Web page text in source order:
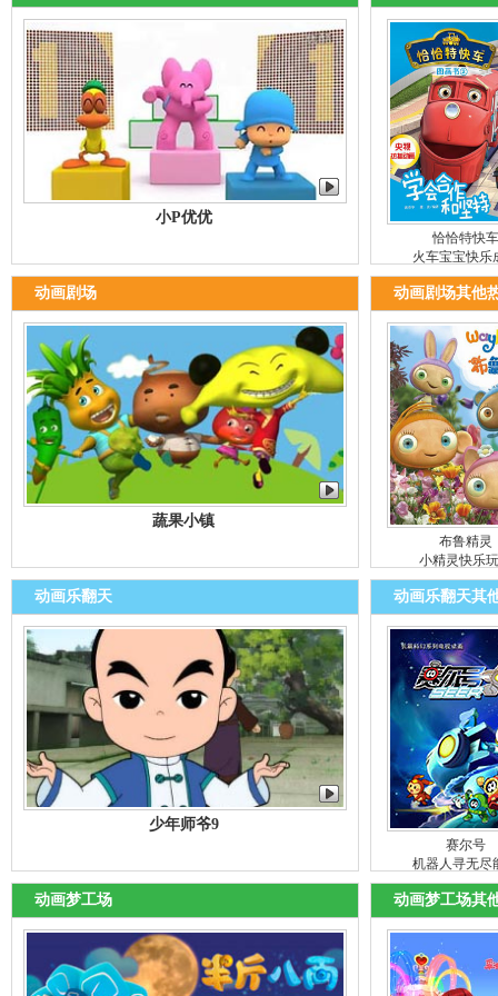
小P优优
动画剧场
蔬果小镇
动画乐翻天
少年师爷9
动画梦工场
恰恰特快
火车宝宝快乐
动画剧场其他
布鲁精灵
小精灵快乐
动画乐翻天其
赛尔号
机器人寻无尽
动画梦工场其